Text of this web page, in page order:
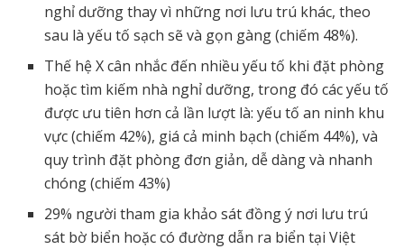
nghỉ dưỡng thay vì những nơi lưu trú khác, theo
sau là yếu tố sạch sẽ và gọn gàng (chiếm 48%).
Thế hệ X cân nhắc đến nhiều yếu tố khi đặt phòng
hoặc tìm kiếm nhà nghỉ dưỡng, trong đó các yếu tố
được ưu tiên hơn cả lần lượt là: yếu tố an ninh khu
vực (chiếm 42%), giá cả minh bạch (chiếm 44%), và
quy trình đặt phòng đơn giản, dễ dàng và nhanh
chóng (chiếm 43%)
29% người tham gia khảo sát đồng ý nơi lưu trú
sát bờ biển hoặc có đường dẫn ra biển tại Việt